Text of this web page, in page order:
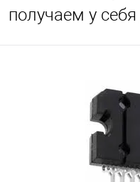
получаем у